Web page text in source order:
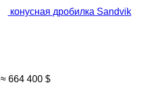
конусная дробилка Sandvik
≈ 664 400 $